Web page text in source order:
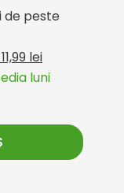
peste
lei
luni